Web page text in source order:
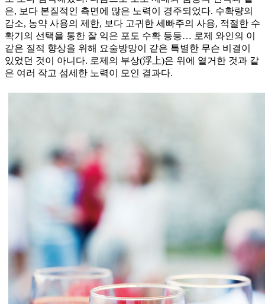
은, 보다 본질적인 측면에 많은 노력이 경주되었다. 수확량의
감소, 농약 사용의 제한, 보다 고귀한 세빠주의 사용, 적절한 수
확기의 선택을 통한 잘 익은 포도 수확 등등… 로제 와인의 이
같은 질적 향상을 위해 요술방망이 같은 특별한 무슨 비결이
있었던 것이 아니다. 로제의 부상(浮上)은 위에 열거한 것과 같
은 여러 작고 섬세한 노력이 모인 결과다.